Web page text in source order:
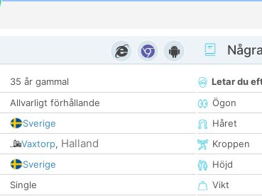
35 år gammal
Allvarligt förhållande
Sverige
Vaxtorp, Halland
Sverige
Single
Letar du
Ögon
Håret
Kroppen
Höjd
Vikt